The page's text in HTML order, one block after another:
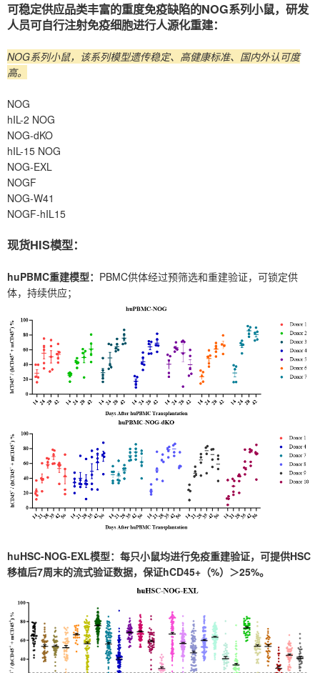
可稳定供应品类丰富的重度免疫缺陷的NOG系列小鼠，研发
人员可自行注射免疫细胞进行人源化重建：
NOG系列小鼠，该系列模型遗传稳定、高健康标准、国内外认可度
高。
NOG
hIL-2 NOG
NOG-dKO
hIL-15 NOG
NOG-EXL
NOGF
NOG-W41
NOGF-hIL15
现货HIS模型：
huPBMC重建模型： PBMC供体经过预筛选和重建验证，可锁定供
体，持续供应；
huHSC-NOG-EXL模型：每只小鼠均进行免疫重建验证，可提供HSC
移植后7周末的流式验证数据，保证hCD45+（%）＞25%。